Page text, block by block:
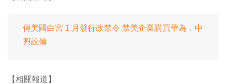
傳美國白宮 1 月發行政禁令 禁美企業購買華為．中
興設備
【相關報道】